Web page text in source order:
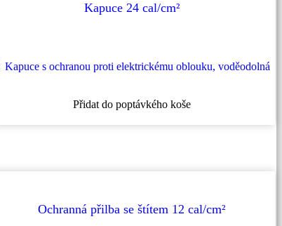
Kapuce 24 cal/cm²
Přidat do poptávkého koše
Ochranná přilba se štítem 12 cal/cm²